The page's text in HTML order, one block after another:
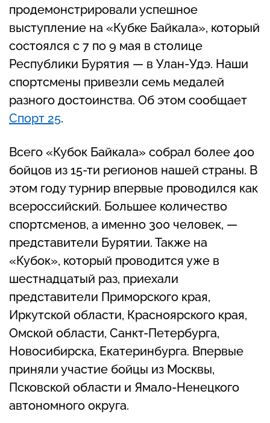
продемонстрировали успешное
выступление на «Кубке Байкала», который
состоялся с 7 по 9 мая в столице
Республики Бурятия — в Улан-Удэ. Наши
спортсмены привезли семь медалей
разного достоинства. Об этом сообщает
Спорт 25.
Всего «Кубок Байкала» собрал более 400
бойцов из 15-ти регионов нашей страны. В
этом году турнир впервые проводился как
всероссийский. Большее количество
спортсменов, а именно 300 человек, —
представители Бурятии. Также на
«Кубок», который проводится уже в
шестнадцатый раз, приехали
представители Приморского края,
Иркутской области, Красноярского края,
Омской области, Санкт-Петербурга,
Новосибирска, Екатеринбурга. Впервые
приняли участие бойцы из Москвы,
Псковской области и Ямало-Ненецкого
автономного округа.